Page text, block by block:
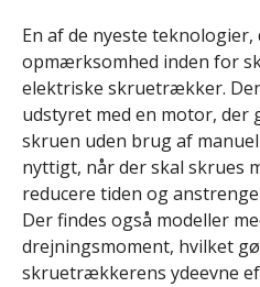
En af de nyeste
opmærksomhed inden for
elektriske skruetrækker.
udstyret med en motor, der
skruen uden brug af
nyttigt, når der skal skrues
reducere tiden og
Der findes også modeller
drejningsmoment, hvilket
skruetrækkerens ydeevne